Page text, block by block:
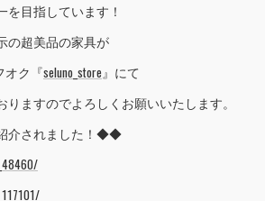
を目指しています！
の超美品の家具が
オク『seluno_store』にて
ますのでよろしくお願いいたします。
介されました！◆◆